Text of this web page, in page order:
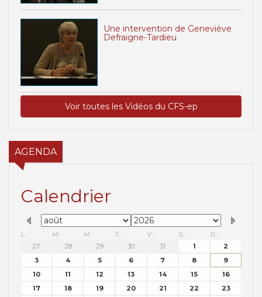
Une intervention de Geneviève
Defraigne-Tardieu
Voir toutes les Vidéos du CFS-ep
AGENDA
Calendrier
L. M. M. J. V. S.
D.
27
28 29 30 31 1
2
3
4 5 6 7 8
9
10
11 12 13 14 15
16
17
18 19 20 21 22
23